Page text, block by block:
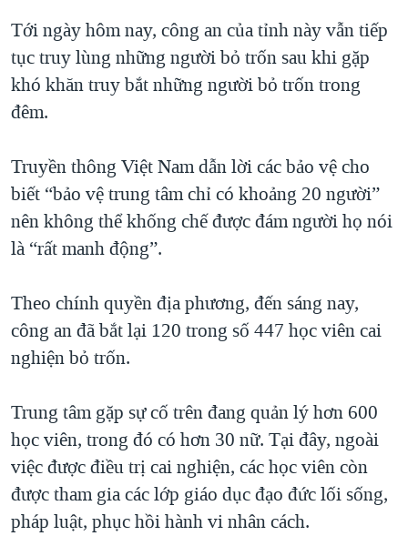
Tới ngày hôm nay, công an của tỉnh này vẫn tiếp
tục truy lùng những người bỏ trốn sau khi gặp
khó khăn truy bắt những người bỏ trốn trong
đêm.
Truyền thông Việt Nam dẫn lời các bảo vệ cho
biết “bảo vệ trung tâm chỉ có khoảng 20 người”
nên không thể khống chế được đám người họ nói
là “rất manh động”.
Theo chính quyền địa phương, đến sáng nay,
công an đã bắt lại 120 trong số 447 học viên cai
nghiện bỏ trốn.
Trung tâm gặp sự cố trên đang quản lý hơn 600
học viên, trong đó có hơn 30 nữ. Tại đây, ngoài
việc được điều trị cai nghiện, các học viên còn
được tham gia các lớp giáo dục đạo đức lối sống,
pháp luật, phục hồi hành vi nhân cách.